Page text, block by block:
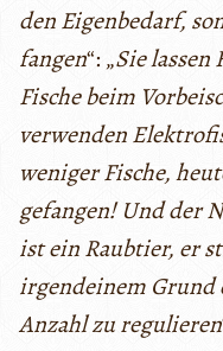
den Eigenbedarf,
fangen“: „Sie lassen
Fische beim
verwenden
weniger Fische,
gefangen! Und der
ist ein Raubtier, er
irgendeinem
Anzahl zu regulieren